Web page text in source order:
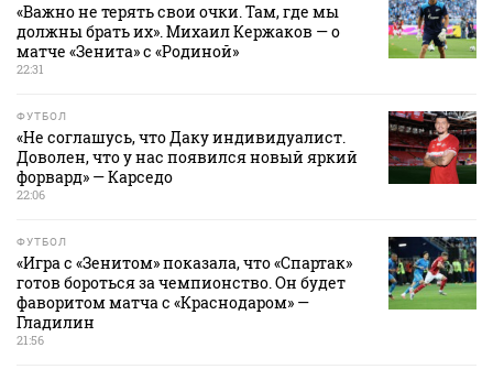
«Важно не терять свои очки. Там, где мы
должны брать их». Михаил Кержаков — о
матче «Зенита» с «Родиной»
22:31
ФУТБОЛ
«Не соглашусь, что Даку индивидуалист.
Доволен, что у нас появился новый яркий
форвард» — Карседо
22:06
ФУТБОЛ
«Игра с «Зенитом» показала, что «Спартак»
готов бороться за чемпионство. Он будет
фаворитом матча с «Краснодаром» —
Гладилин
21:56